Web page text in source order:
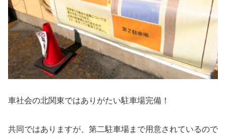
車社会の北関東ではありがたい駐車場完備！
共同ではありますが、第二駐車場まで用意されているので